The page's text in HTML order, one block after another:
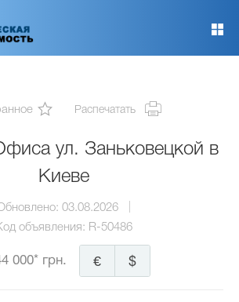
Распечатать
ул. Заньковецкой в
Киеве
03.08.2026
объявления: R-50486
000* грн. $
€